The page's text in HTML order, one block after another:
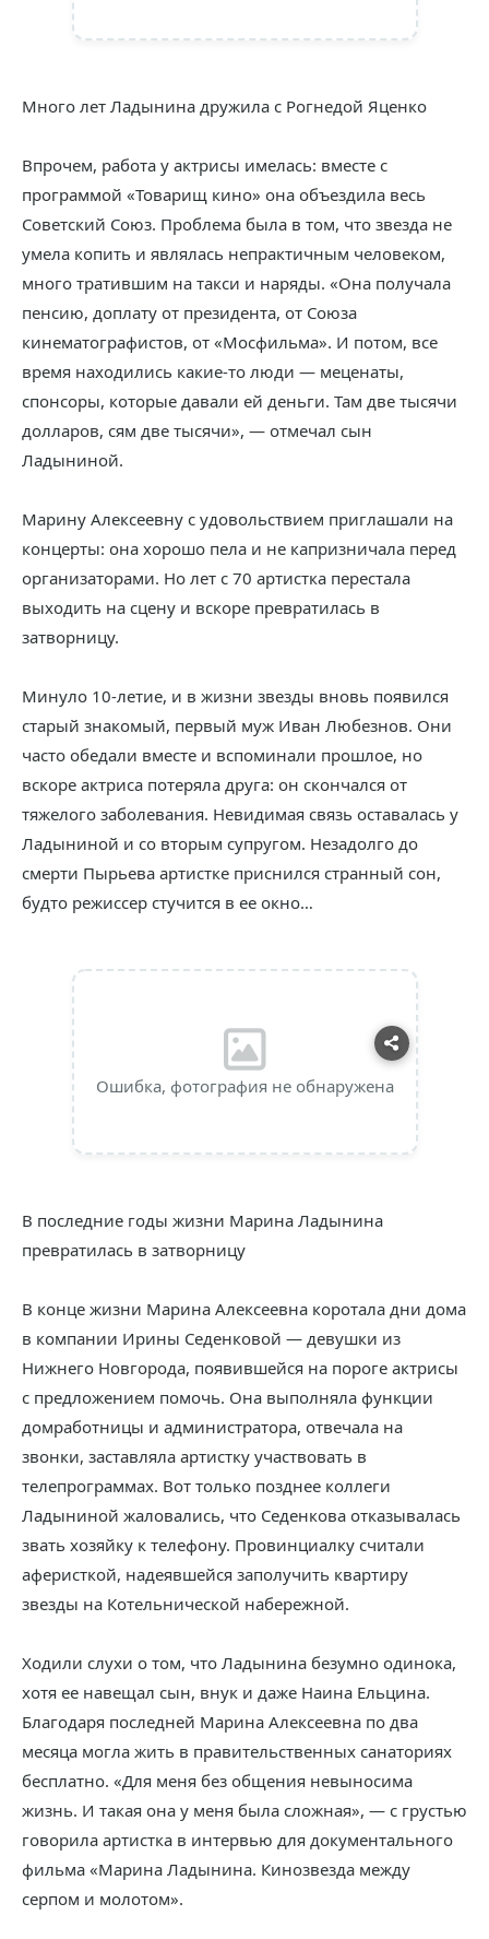
Много лет Ладынина дружила с Рогнедой Яценко
Впрочем, работа у актрисы имелась: вместе с
программой «Товарищ кино» она объездила весь
Советский Союз. Проблема была в том, что звезда не
умела копить и являлась непрактичным человеком,
много тратившим на такси и наряды. «Она получала
пенсию, доплату от президента, от Союза
кинематографистов, от «Мосфильма». И потом, все
время находились какие-то люди — меценаты,
спонсоры, которые давали ей деньги. Там две тысячи
долларов, сям две тысячи», — отмечал сын
Ладыниной.
Марину Алексеевну с удовольствием приглашали на
концерты: она хорошо пела и не капризничала перед
организаторами. Но лет с 70 артистка перестала
выходить на сцену и вскоре превратилась в
затворницу.
Минуло 10-летие, и в жизни звезды вновь появился
старый знакомый, первый муж Иван Любезнов. Они
часто обедали вместе и вспоминали прошлое, но
вскоре актриса потеряла друга: он скончался от
тяжелого заболевания. Невидимая связь оставалась у
Ладыниной и со вторым супругом. Незадолго до
смерти Пырьева артистке приснился странный сон,
будто режиссер стучится в ее окно…
Ошибка, фотография не обнаружена
В последние годы жизни Марина Ладынина
превратилась в затворницу
В конце жизни Марина Алексеевна коротала дни дома
в компании Ирины Седенковой — девушки из
Нижнего Новгорода, появившейся на пороге актрисы
с предложением помочь. Она выполняла функции
домработницы и администратора, отвечала на
звонки, заставляла артистку участвовать в
телепрограммах. Вот только позднее коллеги
Ладыниной жаловались, что Седенкова отказывалась
звать хозяйку к телефону. Провинциалку считали
аферисткой, надеявшейся заполучить квартиру
звезды на Котельнической набережной.
Ходили слухи о том, что Ладынина безумно одинока,
хотя ее навещал сын, внук и даже Наина Ельцина.
Благодаря последней Марина Алексеевна по два
месяца могла жить в правительственных санаториях
бесплатно. «Для меня без общения невыносима
жизнь. И такая она у меня была сложная», — с грустью
говорила артистка в интервью для документального
фильма «Марина Ладынина. Кинозвезда между
серпом и молотом».